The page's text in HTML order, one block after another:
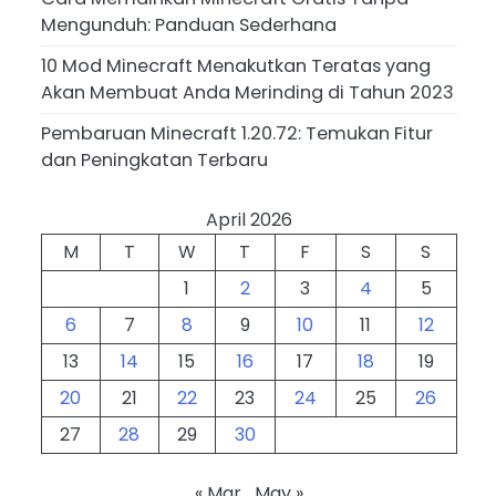
Mengunduh: Panduan Sederhana
10 Mod Minecraft Menakutkan Teratas yang
Akan Membuat Anda Merinding di Tahun 2023
Pembaruan Minecraft 1.20.72: Temukan Fitur
dan Peningkatan Terbaru
April 2026
M
T W T F S
S
1
2 3 4
5
6
7 8 9 10 11
12
13
14 15 16 17 18
19
20
21 22 23 24 25
26
27
28 29 30